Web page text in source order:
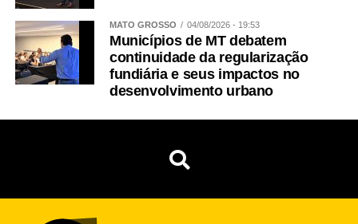
MATO GROSSO 04/08/2026 - 19:53
Municípios de MT debatem
continuidade da regularização
fundiária e seus impactos no
desenvolvimento urbano